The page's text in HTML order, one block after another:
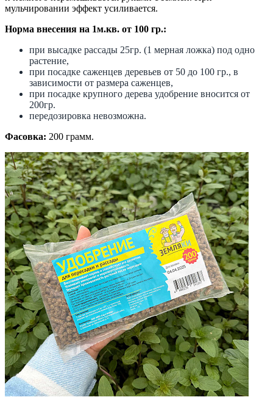
мульчировании эффект усиливается.
Норма внесения на 1м.кв. от 100 гр.:
при высадке рассады 25гр. (1 мерная ложка) под одно
растение,
при посадке саженцев деревьев от 50 до 100 гр., в
зависимости от размера саженцев,
при посадке крупного дерева удобрение вносится от
200гр.
передозировка невозможна.
Фасовка: 200 грамм.